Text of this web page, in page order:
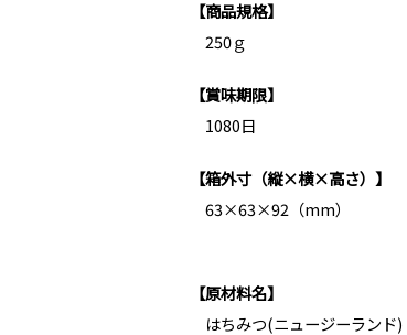
【商品規格】
250ｇ
【賞味期限】
1080日
【箱外寸（縦×横×高さ）】
63×63×92（mm）
【原材料名】
はちみつ(ニュージーランド)